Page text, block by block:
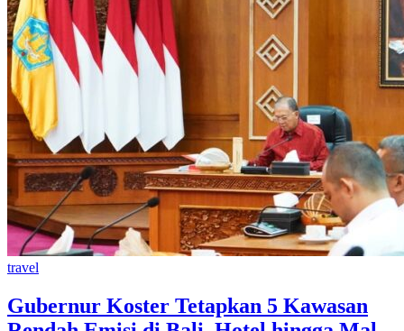
travel
Gubernur Koster Tetapkan 5 Kawasan